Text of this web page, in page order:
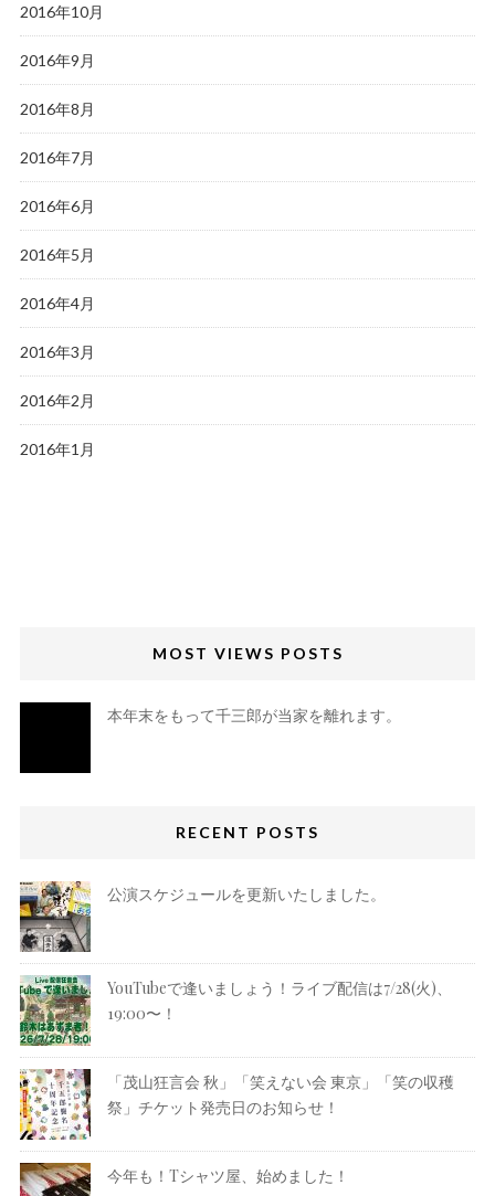
2016年10月
2016年9月
2016年8月
2016年7月
2016年6月
2016年5月
2016年4月
2016年3月
2016年2月
2016年1月
MOST VIEWS POSTS
本年末をもって千三郎が当家を離れます。
RECENT POSTS
公演スケジュールを更新いたしました。
YouTubeで逢いましょう！ライブ配信は7/28(火)、
19:00〜！
「茂山狂言会 秋」「笑えない会 東京」「笑の収穫
祭」チケット発売日のお知らせ！
今年も！Tシャツ屋、始めました！